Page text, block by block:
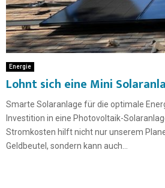
Energie
Lohnt sich eine Mini
Smarte Solaranlage für die optimale
Investition in eine Photovoltaik-
Stromkosten hilft nicht nur unserem
Geldbeutel, sondern kann auch...